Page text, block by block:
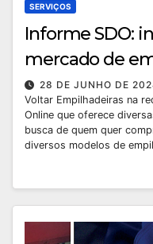
SERVIÇOS
Informe SDO:
mercado de
28 DE JUNHO DE
Voltar Empilhadeiras na
Online que oferece
busca de quem quer
diversos modelos de